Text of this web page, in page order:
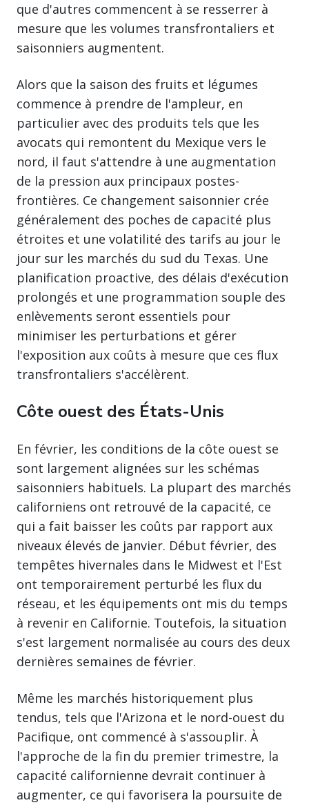
que d'autres commencent à se resserrer à
mesure que les volumes transfrontaliers et
saisonniers augmentent.
Alors que la saison des fruits et légumes
commence à prendre de l'ampleur, en
particulier avec des produits tels que les
avocats qui remontent du Mexique vers le
nord, il faut s'attendre à une augmentation
de la pression aux principaux postes-
frontières. Ce changement saisonnier crée
généralement des poches de capacité plus
étroites et une volatilité des tarifs au jour le
jour sur les marchés du sud du Texas. Une
planification proactive, des délais d'exécution
prolongés et une programmation souple des
enlèvements seront essentiels pour
minimiser les perturbations et gérer
l'exposition aux coûts à mesure que ces flux
transfrontaliers s'accélèrent.
Côte ouest des États-Unis
En février, les conditions de la côte ouest se
sont largement alignées sur les schémas
saisonniers habituels. La plupart des marchés
californiens ont retrouvé de la capacité, ce
qui a fait baisser les coûts par rapport aux
niveaux élevés de janvier. Début février, des
tempêtes hivernales dans le Midwest et l'Est
ont temporairement perturbé les flux du
réseau, et les équipements ont mis du temps
à revenir en Californie. Toutefois, la situation
s'est largement normalisée au cours des deux
dernières semaines de février.
Même les marchés historiquement plus
tendus, tels que l'Arizona et le nord-ouest du
Pacifique, ont commencé à s'assouplir. À
l'approche de la fin du premier trimestre, la
capacité californienne devrait continuer à
augmenter, ce qui favorisera la poursuite de